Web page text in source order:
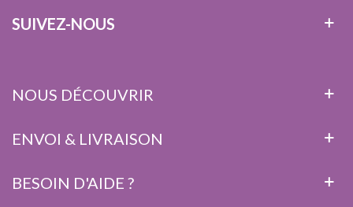
SUIVEZ-NOUS
NOUS DÉCOUVRIR
ENVOI & LIVRAISON
BESOIN D'AIDE ?